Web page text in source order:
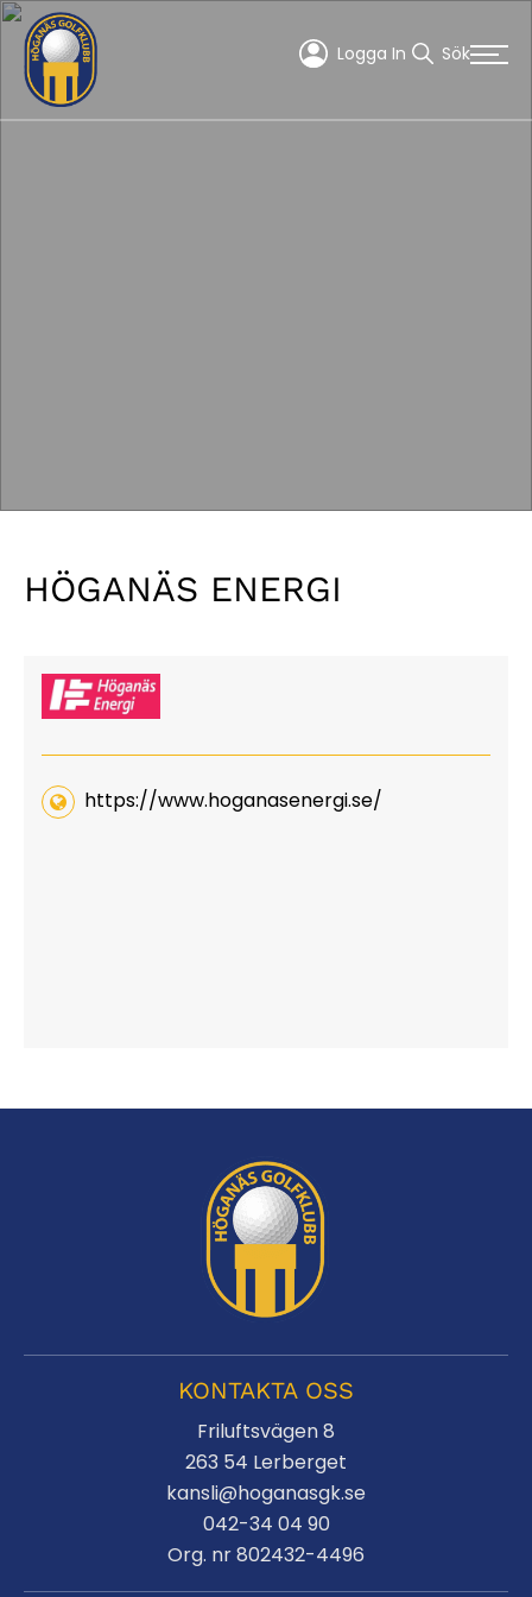
Logga In Sök
HÖGANÄS ENERGI
https://www.hoganasenergi.se/
KONTAKTA OSS
Friluftsvägen 8
263 54 Lerberget
kansli@hoganasgk.se
042-34 04 90
Org. nr 802432-4496